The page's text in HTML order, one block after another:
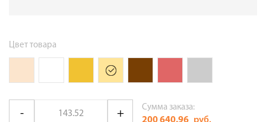
Цвет товара
Сумма заказа:
200 640.96 руб.